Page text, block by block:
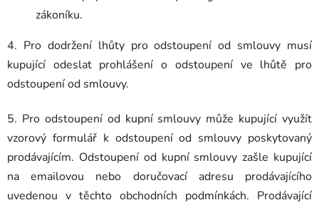
zákoníku.
4. Pro dodržení lhůty pro odstoupení od smlouvy musí
kupující odeslat prohlášení o odstoupení ve lhůtě pro
odstoupení od smlouvy.
5. Pro odstoupení od kupní smlouvy může kupující využít
vzorový formulář k odstoupení od smlouvy poskytovaný
prodávajícím. Odstoupení od kupní smlouvy zašle kupující
na emailovou nebo doručovací adresu prodávajícího
uvedenou v těchto obchodních podmínkách. Prodávající